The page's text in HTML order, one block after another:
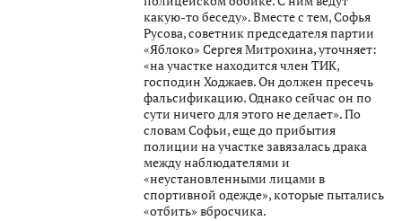
какую-то беседу». Вместе с тем, Софья
Русова, советник председателя партии
«Яблоко» Сергея Митрохина, уточняет:
«на участке находится член ТИК,
господин Ходжаев. Он должен пресечь
фальсификацию. Однако сейчас он по
сути ничего для этого не делает». По
словам Софьи, еще до прибытия
полиции на участке завязалась драка
между наблюдателями и
«неустановленными лицами в
спортивной одежде», которые пытались
«отбить» вбросчика.